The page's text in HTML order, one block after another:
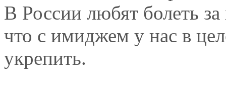
В России любят болеть
что с имиджем у нас в
укрепить.